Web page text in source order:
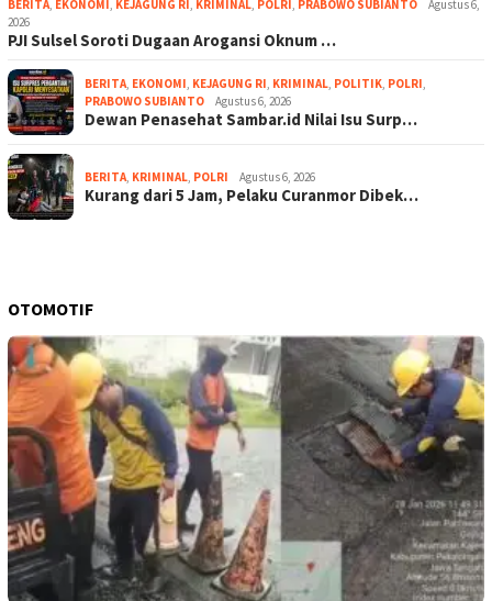
BERITA, EKONOMI, KEJAGUNG RI, KRIMINAL, POLRI, PRABOWO SUBIANTO
Agustus 6,
2026
PJI Sulsel Soroti Dugaan Arogansi Oknum …
BERITA, EKONOMI, KEJAGUNG RI, KRIMINAL, POLITIK, POLRI,
PRABOWO SUBIANTO
Agustus 6, 2026
Dewan Penasehat Sambar.id Nilai Isu Surp…
BERITA, KRIMINAL, POLRI Agustus 6, 2026
Kurang dari 5 Jam, Pelaku Curanmor Dibek…
OTOMOTIF